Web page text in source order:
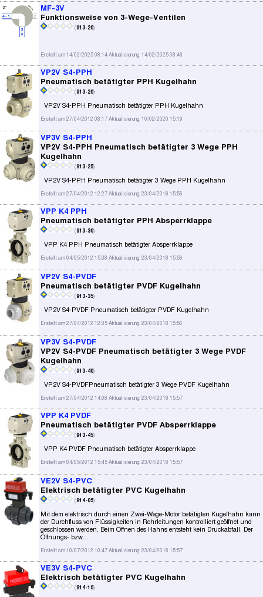
MF-3V
Funktionsweise von 3-Wege-Ventilen
(913-20)
Erstellt am 14/02/2025 08:14 Aktualisierung: 14/02/2025 08:48
VP2V S4-PPH
Pneumatisch betätigter PPH Kugelhahn
(913-20)
VP2V S4-PPH Pneumatisch betätigter PPH Kugelhahn
Erstellt am 27/04/2012 08:17 Aktualisierung: 10/02/2020 15:19
VP3V S4-PPH
VP2V S4-PPH Pneumatisch betätigter 3 Wege PPH
Kugelhahn
(913-25)
VP2V S4-PPH Pneumatisch betätigter 3 Wege PPH Kugelhahn
Erstellt am 27/04/2012 12:27 Aktualisierung: 23/04/2018 15:56
VPP K4 PPH
Pneumatisch betätigter PPH Absperrklappe
(913-30)
VPP K4 PPH Pneumatisch betätigter Absperrklappe
Erstellt am 04/05/2012 15:38 Aktualisierung: 23/04/2018 15:56
VP2V S4-PVDF
Pneumatisch betätigter PVDF Kugelhahn
(913-35)
VP2V S4-PVDF Pneumatisch betätigter PVDF Kugelhahn
Erstellt am 27/04/2012 12:35 Aktualisierung: 23/04/2018 15:56
VP3V S4-PVDF
VP2V S4-PVDF Pneumatisch betätigter 3 Wege PVDF
Kugelhahn
(913-40)
VP2V S4-PVDFPneumatisch betätigter 3 Wege PVDF Kugelhahn
Erstellt am 27/04/2012 14:08 Aktualisierung: 23/04/2018 15:57
VPP K4 PVDF
Pneumatisch betätigter PVDF Absperrklappe
(913-45)
VPP K4 PVDF Pneumatisch betätigter Absperrklappe
Erstellt am 04/05/2012 15:45 Aktualisierung: 23/04/2018 15:57
VE2V S4-PVC
Elektrisch betätigter PVC Kugelhahn
(914-05)
Mit dem elektrisch durch einen Zwei-Wege-Motor betätigten Kugelhahn kann
der Durchfluss von Flüssigkeiten in Rohrleitungen kontrolliert geöffnet und
geschlossen werden. Beim Öffnen des Hahns entsteht kein Druckabfall. Der
Öffnungs- bzw....
Erstellt am 10/07/2012 10:47 Aktualisierung: 23/04/2018 15:57
VE3V S4-PVC
Elektrisch betätigter PVC Kugelhahn
(914-10)